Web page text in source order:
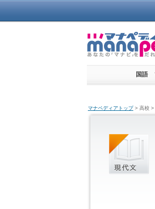
国語
マナペディアトップ> 高校 >